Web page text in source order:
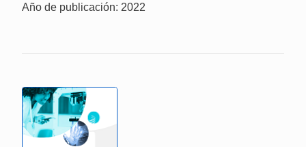
Año de publicación: 2022